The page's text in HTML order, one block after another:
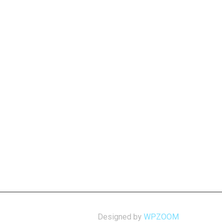
Designed by WPZOOM